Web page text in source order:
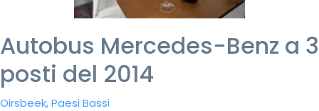
Autobus Mercedes-Benz a 3
posti del 2014
Oirsbeek, Paesi Bassi